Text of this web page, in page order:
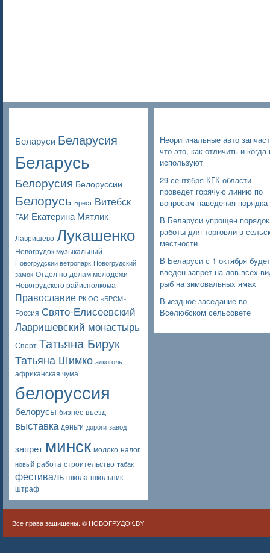
Беларуси Беларусия
Беларусь
Белорусия Белоруссии
Белорусь Брест Витебск
ГАИ Екатерина Мятлик
Лавришево Лукашенко
Новогрудок музыкальный
Новогрудский ветропарк Новогрудский
замок Отдел по делам молодежи
Новогрудского райисполкома
Православие РК ОО «БРСМ»
Россия Свято-Елисеевский
Лавришевский монастырь
Спорт Татьяна Бирук
Татьяна Шимко алкоголь
африканская чума
белоруссия
белорусы бизнес въезд
выставка деньги дороги завод
запрет минск молоко налог
новый работа строительство табак
фестиваль школа школьник
штраф
Неоригинальные авто
что это, как отличить и когда
используют
29 сентября КГК области
проведет горячую линию по
вопросам наведения порядка
В Беларуси упрощен порядок
работы для торговли в
местности
В Беларуси с 1 октября будет
введен запрет на лов всех
рыб на зимовальных ямах
Выездное заседание во
Вселюбском сельсовете
Все права защищены. © НОВОГРУДОК.BY